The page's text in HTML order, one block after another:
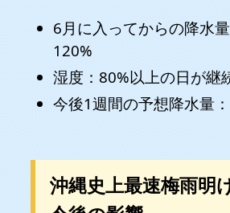
6月に入ってからの降水
120%
湿度：80%以上の日が継
今後1週間の予想降水量
沖縄史上最速梅雨明